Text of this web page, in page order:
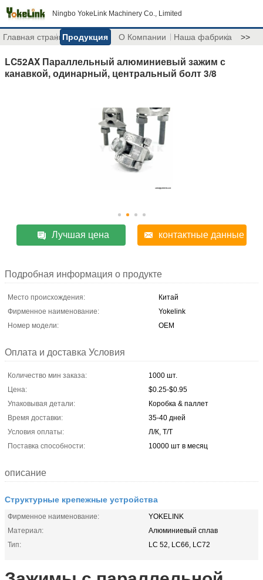
Ningbo YokeLink Machinery Co., Limited
Главная страницаПродукция О Компании Наша фабрика >>
LC52AX Параллельный алюминиевый зажим с
канавкой, одинарный, центральный болт 3/8
Лучшая цена контактные данные
Подробная информация о продукте
Место происхождения:
Китай
Фирменное наименование:
Yokelink
Номер модели:
OEM
Оплата и доставка Условия
Количество мин заказа:
1000 шт.
Цена:
$0.25-$0.95
Упаковывая детали:
Коробка & паллет
Время доставки:
35-40 дней
Условия оплаты:
Л/К, Т/Т
Поставка способности:
10000 шт в месяц
описание
Структурные крепежные устройства
Фирменное наименование:
YOKELINK
Материал:
Алюминиевый сплав
Тип:
LC 52, LC66, LC72